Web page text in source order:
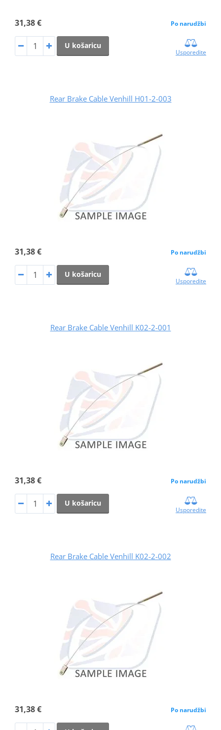
31,38 € Po narudžbi
U košaricu
Usporedite
Rear Brake Cable Venhill H01-2-003
31,38 € Po narudžbi
U košaricu
Usporedite
Rear Brake Cable Venhill K02-2-001
31,38 € Po narudžbi
U košaricu
Usporedite
Rear Brake Cable Venhill K02-2-002
31,38 € Po narudžbi